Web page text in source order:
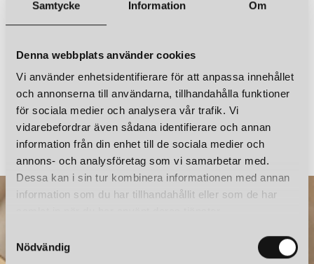
Samtycke Information Om
Denna webbplats använder cookies
Vi använder enhetsidentifierare för att anpassa innehållet
och annonserna till användarna, tillhandahålla funktioner
för sociala medier och analysera vår trafik. Vi
vidarebefordrar även sådana identifierare och annan
information från din enhet till de sociala medier och
annons- och analysföretag som vi samarbetar med.
Dessa kan i sin tur kombinera informationen med annan
information som du har tillhandahållit eller som de har
Nödvändig
SANTA & COLE
MORAGAS BORDSLAMPA NATURAL OAK
18 900 kr
SANTA & COLE
16 100 kr